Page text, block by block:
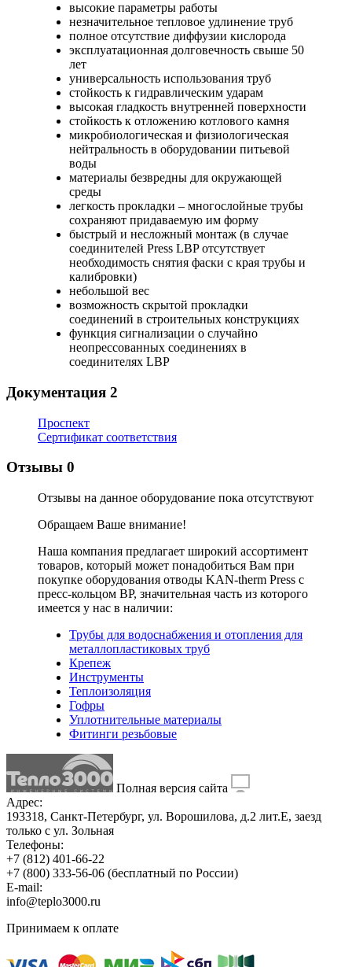
высокие параметры работы
незначительное тепловое удлинение труб
полное отсутствие диффузии кислорода
эксплуатационная долговечность свыше 50
лет
универсальность использования труб
стойкость к гидравлическим ударам
высокая гладкость внутренней поверхности
стойкость к отложению котлового камня
микробиологическая и физиологическая
нейтральность в оборудовании питьевой
воды
материалы безвредны для окружающей
среды
легкость прокладки – многослойные трубы
сохраняют придаваемую им форму
быстрый и несложный монтаж (в случае
соединителей Press LBP отсутствует
необходимость снятия фаски с края трубы и
калибровки)
небольшой вес
возможность скрытой прокладки
соединений в строительных конструкциях
функция сигнализации о случайно
неопрессованных соединениях в
соединителях LBP
Документация 2
Проспект
Сертификат соответствия
Отзывы 0
Отзывы на данное оборудование пока отсутствуют
Обращаем Ваше внимание!
Наша компания предлагает широкий ассортимент
товаров, который может понадобиться Вам при
покупке оборудования отводы KAN-therm Press с
пресс-кольцом ВР, значительная часть из которого
имеется у нас в наличии:
Трубы для водоснабжения и отопления для
металлопластиковых труб
Крепеж
Инструменты
Теплоизоляция
Гофры
Уплотнительные материалы
Фитинги резьбовые
Полная версия сайта
Адрес:
193318, Санкт-Петербург, ул. Ворошилова, д.2 лит.Е, заезд
только с ул. Зольная
Телефоны:
+7 (812) 401-66-22
+7 (800) 333-56-06 (бесплатный по России)
E-mail:
info@teplo3000.ru
Принимаем к оплате